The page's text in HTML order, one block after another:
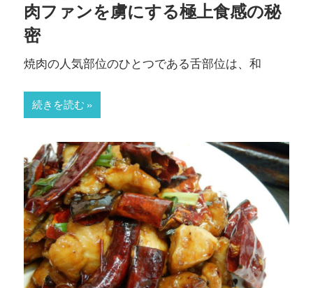
肉ファンを虜にする極上食感の秘
密
焼肉の人気部位のひとつである舌部位は、和
続きを読む